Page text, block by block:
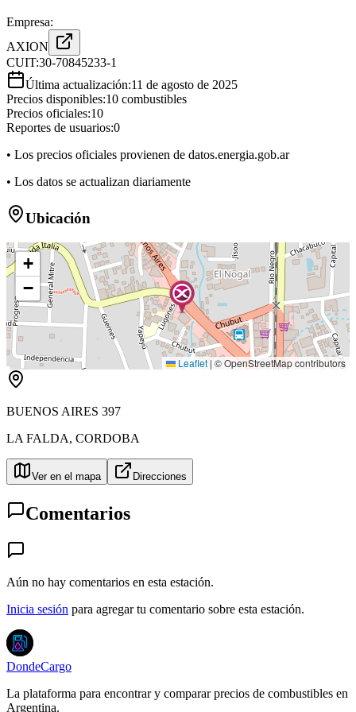
Empresa:
AXION
CUIT:30-70845233-1
Última actualización:11 de agosto de 2025
Precios disponibles:10 combustibles
Precios oficiales:10
Reportes de usuarios:0
• Los precios oficiales provienen de datos.energia.gob.ar
• Los datos se actualizan diariamente
Ubicación
+
−
Leaflet | © OpenStreetMap contributors
BUENOS AIRES 397
LA FALDA, CORDOBA
Ver en el mapa Direcciones
Comentarios
Aún no hay comentarios en esta estación.
Inicia sesión para agregar tu comentario sobre esta estación.
DondeCargo
La plataforma para encontrar y comparar precios de combustibles en
Argentina.